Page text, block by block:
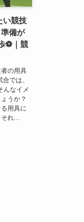
い競技
備が
⚽｜競
の用具
では、
んなイメ
うか？
用具に
れ...